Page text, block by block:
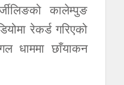
कालेम्पुङ
रेकर्ड गरिएको
धाममा छाँयाकन